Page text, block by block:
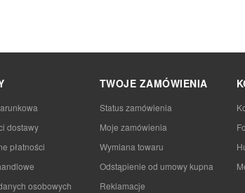
dostawy
płatności
osobowych
TWOJE ZAMÓWIENIA
Status zamówienia
Moje zamówienia
Wymiana towaru
Odstąpienie od umowy kupna
Reklamacje